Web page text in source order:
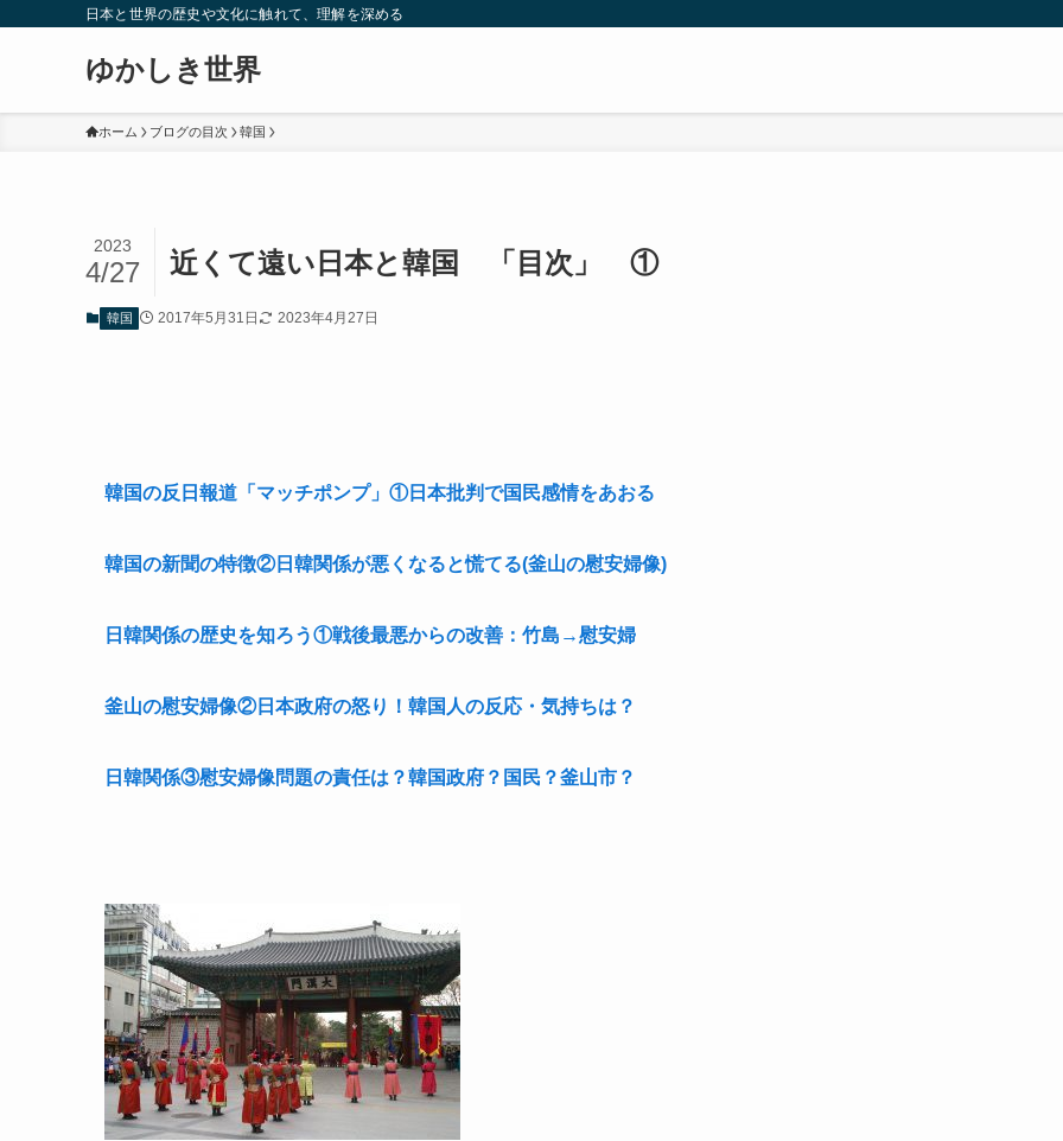
日本と世界の歴史や文化に触れて、理解を深める
ゆかしき世界
ホーム ブログの目次 韓国
近くて遠い日本と韓国 「目次」 ①
2023
4/27
韓国 2017年5月31日 2023年4月27日
韓国の反日報道「マッチポンプ」①日本批判で国民感情をあおる
韓国の新聞の特徴②日韓関係が悪くなると慌てる(釜山の慰安婦像)
日韓関係の歴史を知ろう①戦後最悪からの改善：竹島→慰安婦
釜山の慰安婦像②日本政府の怒り！韓国人の反応・気持ちは？
日韓関係③慰安婦像問題の責任は？韓国政府？国民？釜山市？